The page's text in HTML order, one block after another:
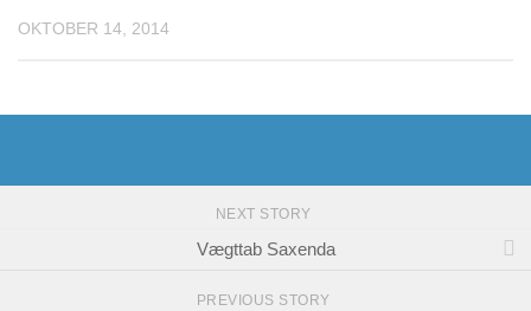
OKTOBER 14, 2014
NEXT STORY
Vægttab Saxenda
PREVIOUS STORY